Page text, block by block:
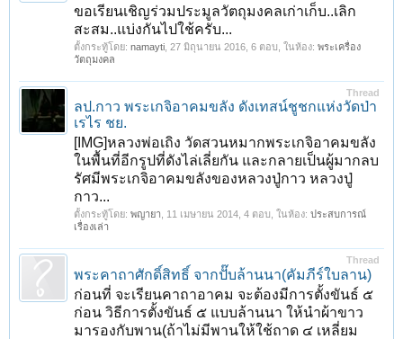
ขอเรียนเชิญร่วมประมูลวัตถุมงคลเก่าเก็บ..เลิก
สะสม..แบ่งกันไปใช้ครับ...
ตั้งกระทู้โดย: namayti 27 มิถุนายน 2016 , 6 ตอบ, ในห้อง: พระเครื่อง
วัตถุมงคล
Thread
ลป.กาว พระเกจิอาคมขลัง ดังเทสน์ชูชกแห่งวัดป่า
เรไร ชย.
[IMG]หลวงพ่อเถิง วัดสวนหมากพระเกจิอาคมขลัง
ในพื้นที่อีกรูปที่ดังไล่เลี่ยกัน และกลายเป็นผู้มากลบ
รัศมีพระเกจิอาคมขลังของหลวงปู่กาว หลวงปู่
กาว...
ตั้งกระทู้โดย: พญายา 11 เมษายน 2014 , 4 ตอบ, ในห้อง: ประสบการณ์
เรื่องเล่า
Thread
พระคาถาศักดิ์สิทธิ์ จากปั๊บล้านนา(คัมภีร์ใบลาน)
ก่อนที่ จะเรียนคาถาอาคม จะต้องมีการตั้งขันธ์ ๕
ก่อน วิธีการตั้งขันธ์ ๕ แบบล้านนา ให้นำผ้าขาว
มารองกับพาน(ถ้าไม่มีพานให้ใช้ถาด ๔ เหลี่ยม